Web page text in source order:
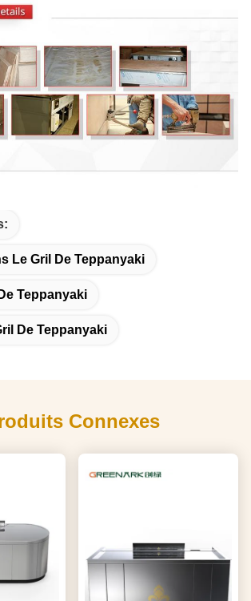
Le Gril De Teppanyaki
Teppanyaki
De Teppanyaki
Connexes